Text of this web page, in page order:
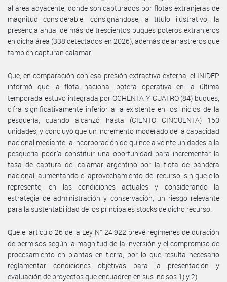
al área adyacente, donde son capturados por flotas extranjeras de
magnitud considerable; consignándose, a título ilustrativo, la
presencia anual de más de trescientos buques poteros extranjeros
en dicha área (338 detectados en 2026), además de arrastreros que
también capturan calamar.
Que, en comparación con esa presión extractiva externa, el INIDEP
informó que la flota nacional potera operativa en la última
temporada estuvo integrada por OCHENTA Y CUATRO (84) buques,
cifra significativamente inferior a la existente en los inicios de la
pesquería, cuando alcanzó hasta (CIENTO CINCUENTA) 150
unidades, y concluyó que un incremento moderado de la capacidad
nacional mediante la incorporación de quince a veinte unidades a la
pesquería podría constituir una oportunidad para incrementar la
tasa de captura del calamar argentino por la flota de bandera
nacional, aumentando el aprovechamiento del recurso, sin que ello
represente, en las condiciones actuales y considerando la
estrategia de administración y conservación, un riesgo relevante
para la sustentabilidad de los principales stocks de dicho recurso.
Que el artículo 26 de la Ley N° 24.922 prevé regímenes de duración
de permisos según la magnitud de la inversión y el compromiso de
procesamiento en plantas en tierra, por lo que resulta necesario
reglamentar condiciones objetivas para la presentación y
evaluación de proyectos que encuadren en sus incisos 1) y 2).